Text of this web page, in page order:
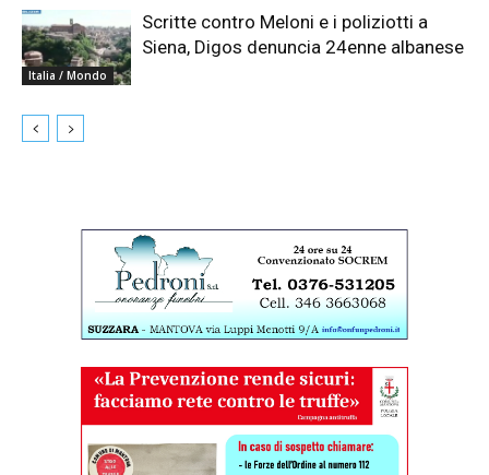
Italia / Mondo
Scritte contro Meloni e i poliziotti a
Siena, Digos denuncia 24enne albanese